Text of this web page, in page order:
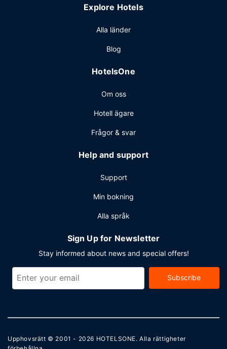
Explore Hotels
Alla länder
Blog
HotelsOne
Om oss
Hotell ägare
Frågor & svar
Help and support
Support
Min bokning
Alla språk
Sign Up for Newsletter
Stay informed about news and special offers!
Subscribe
Upphovsrätt © 2001 - 2026 HOTELSONE. Alla rättigheter